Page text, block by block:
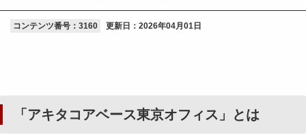
コンテンツ番号：3160 更新日： 2026年04月01日
「アキタコアベース東京オフィス」とは